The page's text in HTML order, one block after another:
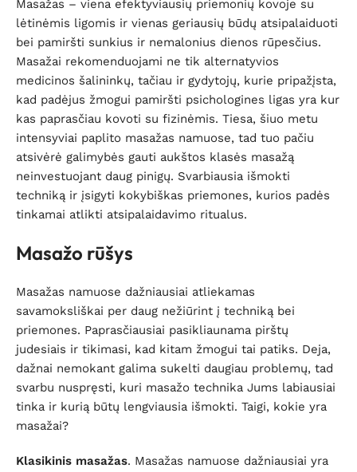
Masažas – viena efektyviausių priemonių kovoje su
lėtinėmis ligomis ir vienas geriausių būdų atsipalaiduoti
bei pamiršti sunkius ir nemalonius dienos rūpesčius.
Masažai rekomenduojami ne tik alternatyvios
medicinos šalininkų, tačiau ir gydytojų, kurie pripažįsta,
kad padėjus žmogui pamiršti psichologines ligas yra kur
kas paprasčiau kovoti su fizinėmis. Tiesa, šiuo metu
intensyviai paplito masažas namuose, tad tuo pačiu
atsivėrė galimybės gauti aukštos klasės masažą
neinvestuojant daug pinigų. Svarbiausia išmokti
techniką ir įsigyti kokybiškas priemones, kurios padės
tinkamai atlikti atsipalaidavimo ritualus.
Masažo rūšys
Masažas namuose dažniausiai atliekamas
savamoksliškai per daug nežiūrint į techniką bei
priemones. Paprasčiausiai pasikliaunama pirštų
judesiais ir tikimasi, kad kitam žmogui tai patiks. Deja,
dažnai nemokant galima sukelti daugiau problemų, tad
svarbu nuspręsti, kuri masažo technika Jums labiausiai
tinka ir kurią būtų lengviausia išmokti. Taigi, kokie yra
masažai?
Klasikinis masažas. Masažas namuose dažniausiai yra